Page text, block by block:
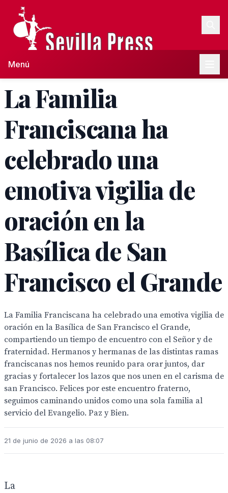
Menú
La Familia
Franciscana ha
celebrado una
emotiva vigilia de
oración en la
Basílica de San
Francisco el Grande
La Familia Franciscana ha celebrado una emotiva vigilia de
oración en la Basílica de San Francisco el Grande,
compartiendo un tiempo de encuentro con el Señor y de
fraternidad. Hermanos y hermanas de las distintas ramas
franciscanas nos hemos reunido para orar juntos, dar
gracias y fortalecer los lazos que nos unen en el carisma de
san Francisco. Felices por este encuentro fraterno,
seguimos caminando unidos como una sola familia al
servicio del Evangelio. Paz y Bien.
21 de junio de 2026 a las 08:07
La